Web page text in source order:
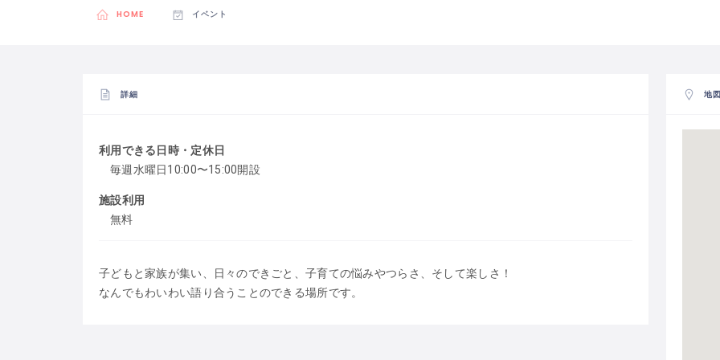
HOME イベント
詳細
利用できる日時・定休日
毎週水曜日10:00〜15:00開設
施設利用
無料
子どもと家族が集い、日々のできごと、子育ての悩みやつらさ、そして楽しさ！
なんでもわいわい語り合うことのできる場所です。
地